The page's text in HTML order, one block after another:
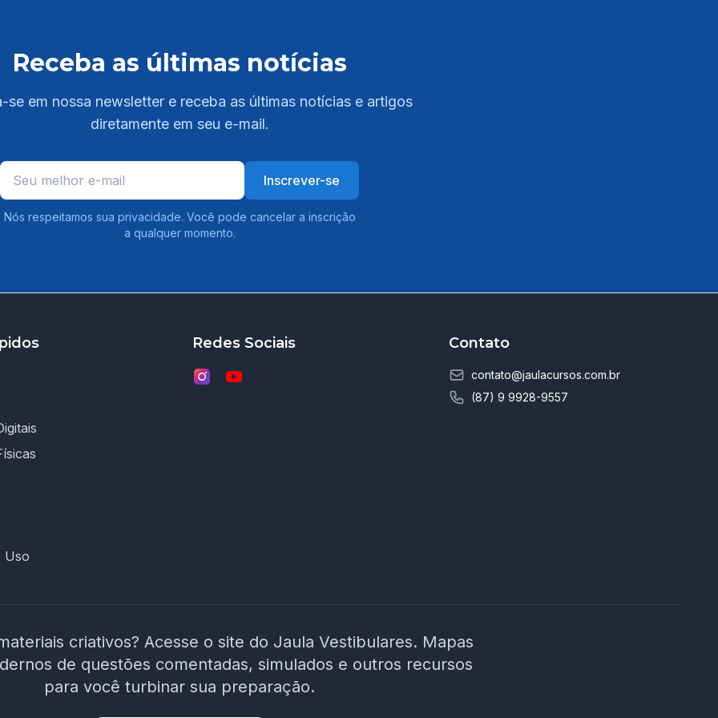
Receba as últimas notícias
se em nossa newsletter e receba as últimas notícias e artigos
diretamente em seu e-mail.
Inscrever-se
Nós respeitamos sua privacidade. Você pode cancelar a inscrição
a qualquer momento.
Uso
Redes Sociais Contato
contato@jaulacursos.com.br
(87) 9 9928-9557
criativos? Acesse o site do Jaula Vestibulares. Mapas
de questões comentadas, simulados e outros recursos
para você turbinar sua preparação.